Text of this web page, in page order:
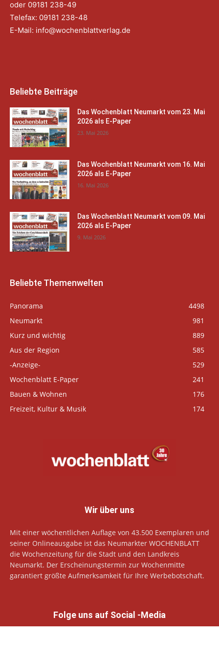
oder 09181 238-49
Telefax: 09181 238-48
E-Mail: info@wochenblattverlag.de
Beliebte Beiträge
Das Wochenblatt Neumarkt vom 23. Mai
2026 als E-Paper
23. Mai 2026
Das Wochenblatt Neumarkt vom 16. Mai
2026 als E-Paper
16. Mai 2026
Das Wochenblatt Neumarkt vom 09. Mai
2026 als E-Paper
9. Mai 2026
Beliebte Themenwelten
Panorama
4498
Neumarkt
981
Kurz und wichtig
889
Aus der Region
585
-Anzeige-
529
Wochenblatt E-Paper
241
Bauen & Wohnen
176
Freizeit, Kultur & Musik
174
Wir über uns
Mit einer wöchentlichen Auflage von 43.500 Exemplaren und
seiner Onlineausgabe ist das Neumarkter WOCHENBLATT
die Wochenzeitung für die Stadt und den Landkreis
Neumarkt. Der Erscheinungstermin zur Wochenmitte
garantiert größte Aufmerksamkeit für Ihre Werbebotschaft.
Folge uns auf Social -Media